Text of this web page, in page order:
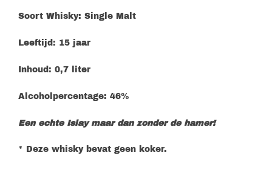
Soort Whisky: Single Malt
Leeftijd: 15 jaar
Inhoud: 0,7 liter
Alcoholpercentage: 46%
Een echte Islay maar dan zonder de hamer!
* Deze whisky bevat geen koker.